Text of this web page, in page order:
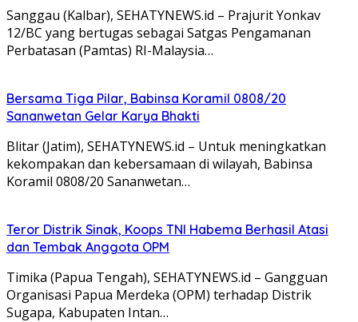
Sanggau (Kalbar), SEHATYNEWS.id – Prajurit Yonkav
12/BC yang bertugas sebagai Satgas Pengamanan
Perbatasan (Pamtas) RI-Malaysia…
Bersama Tiga Pilar, Babinsa Koramil 0808/20
Sananwetan Gelar Karya Bhakti
Blitar (Jatim), SEHATYNEWS.id – Untuk meningkatkan
kekompakan dan kebersamaan di wilayah, Babinsa
Koramil 0808/20 Sananwetan…
Teror Distrik Sinak, Koops TNI Habema Berhasil Atasi
dan Tembak Anggota OPM
Timika (Papua Tengah), SEHATYNEWS.id – Gangguan
Organisasi Papua Merdeka (OPM) terhadap Distrik
Sugapa, Kabupaten Intan…